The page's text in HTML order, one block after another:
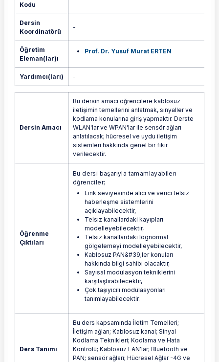
Kodu
Dersin
Koordinatörü
-
Öğretim
Eleman(lar)ı
Prof. Dr. Yusuf Murat ERTEN
Yardımcı(ları) -
Dersin Amacı
Bu dersin amacı öğrencilere kablosuz
iletişimin temellerini anlatmak, sinyaller ve
kodlama konularına giriş yapmaktır. Derste
WLAN'lar ve WPAN'lar ile sensör ağları
anlatılacak; hücresel ve uydu iletişim
sistemleri hakkında genel bir fikir
verilecektir.
Öğrenme
Çıktıları
Bu dersi başarıyla tamamlayabilen
öğrenciler;
Link seviyesinde alıcı ve verici telsiz
haberleşme sistemlerini
açıklayabilecektir,
Telsiz kanallardaki kayıpları
modelleyebilecektir,
Telsiz kanallardaki lognormal
gölgelemeyi modelleyebilecektir,
Kablosuz PAN&#39;ler konuları
hakkında bilgi sahibi olacaktır,
Sayısal modülasyon tekniklerini
karşılaştırabilecektir,
Çok taşıyıcılı modülasyonları
tanımlayabilecektir.
Ders Tanımı
Bu ders kapsamında İletim Temelleri;
İletişim ağları; Kablosuz kanal; Sinyal
Kodlama Teknikleri; Kodlama ve Hata
Kontrolü; Kablosuz LAN'lar; Bluetooth ve
PAN; sensör ağları; Hücresel Ağlar -4G ve